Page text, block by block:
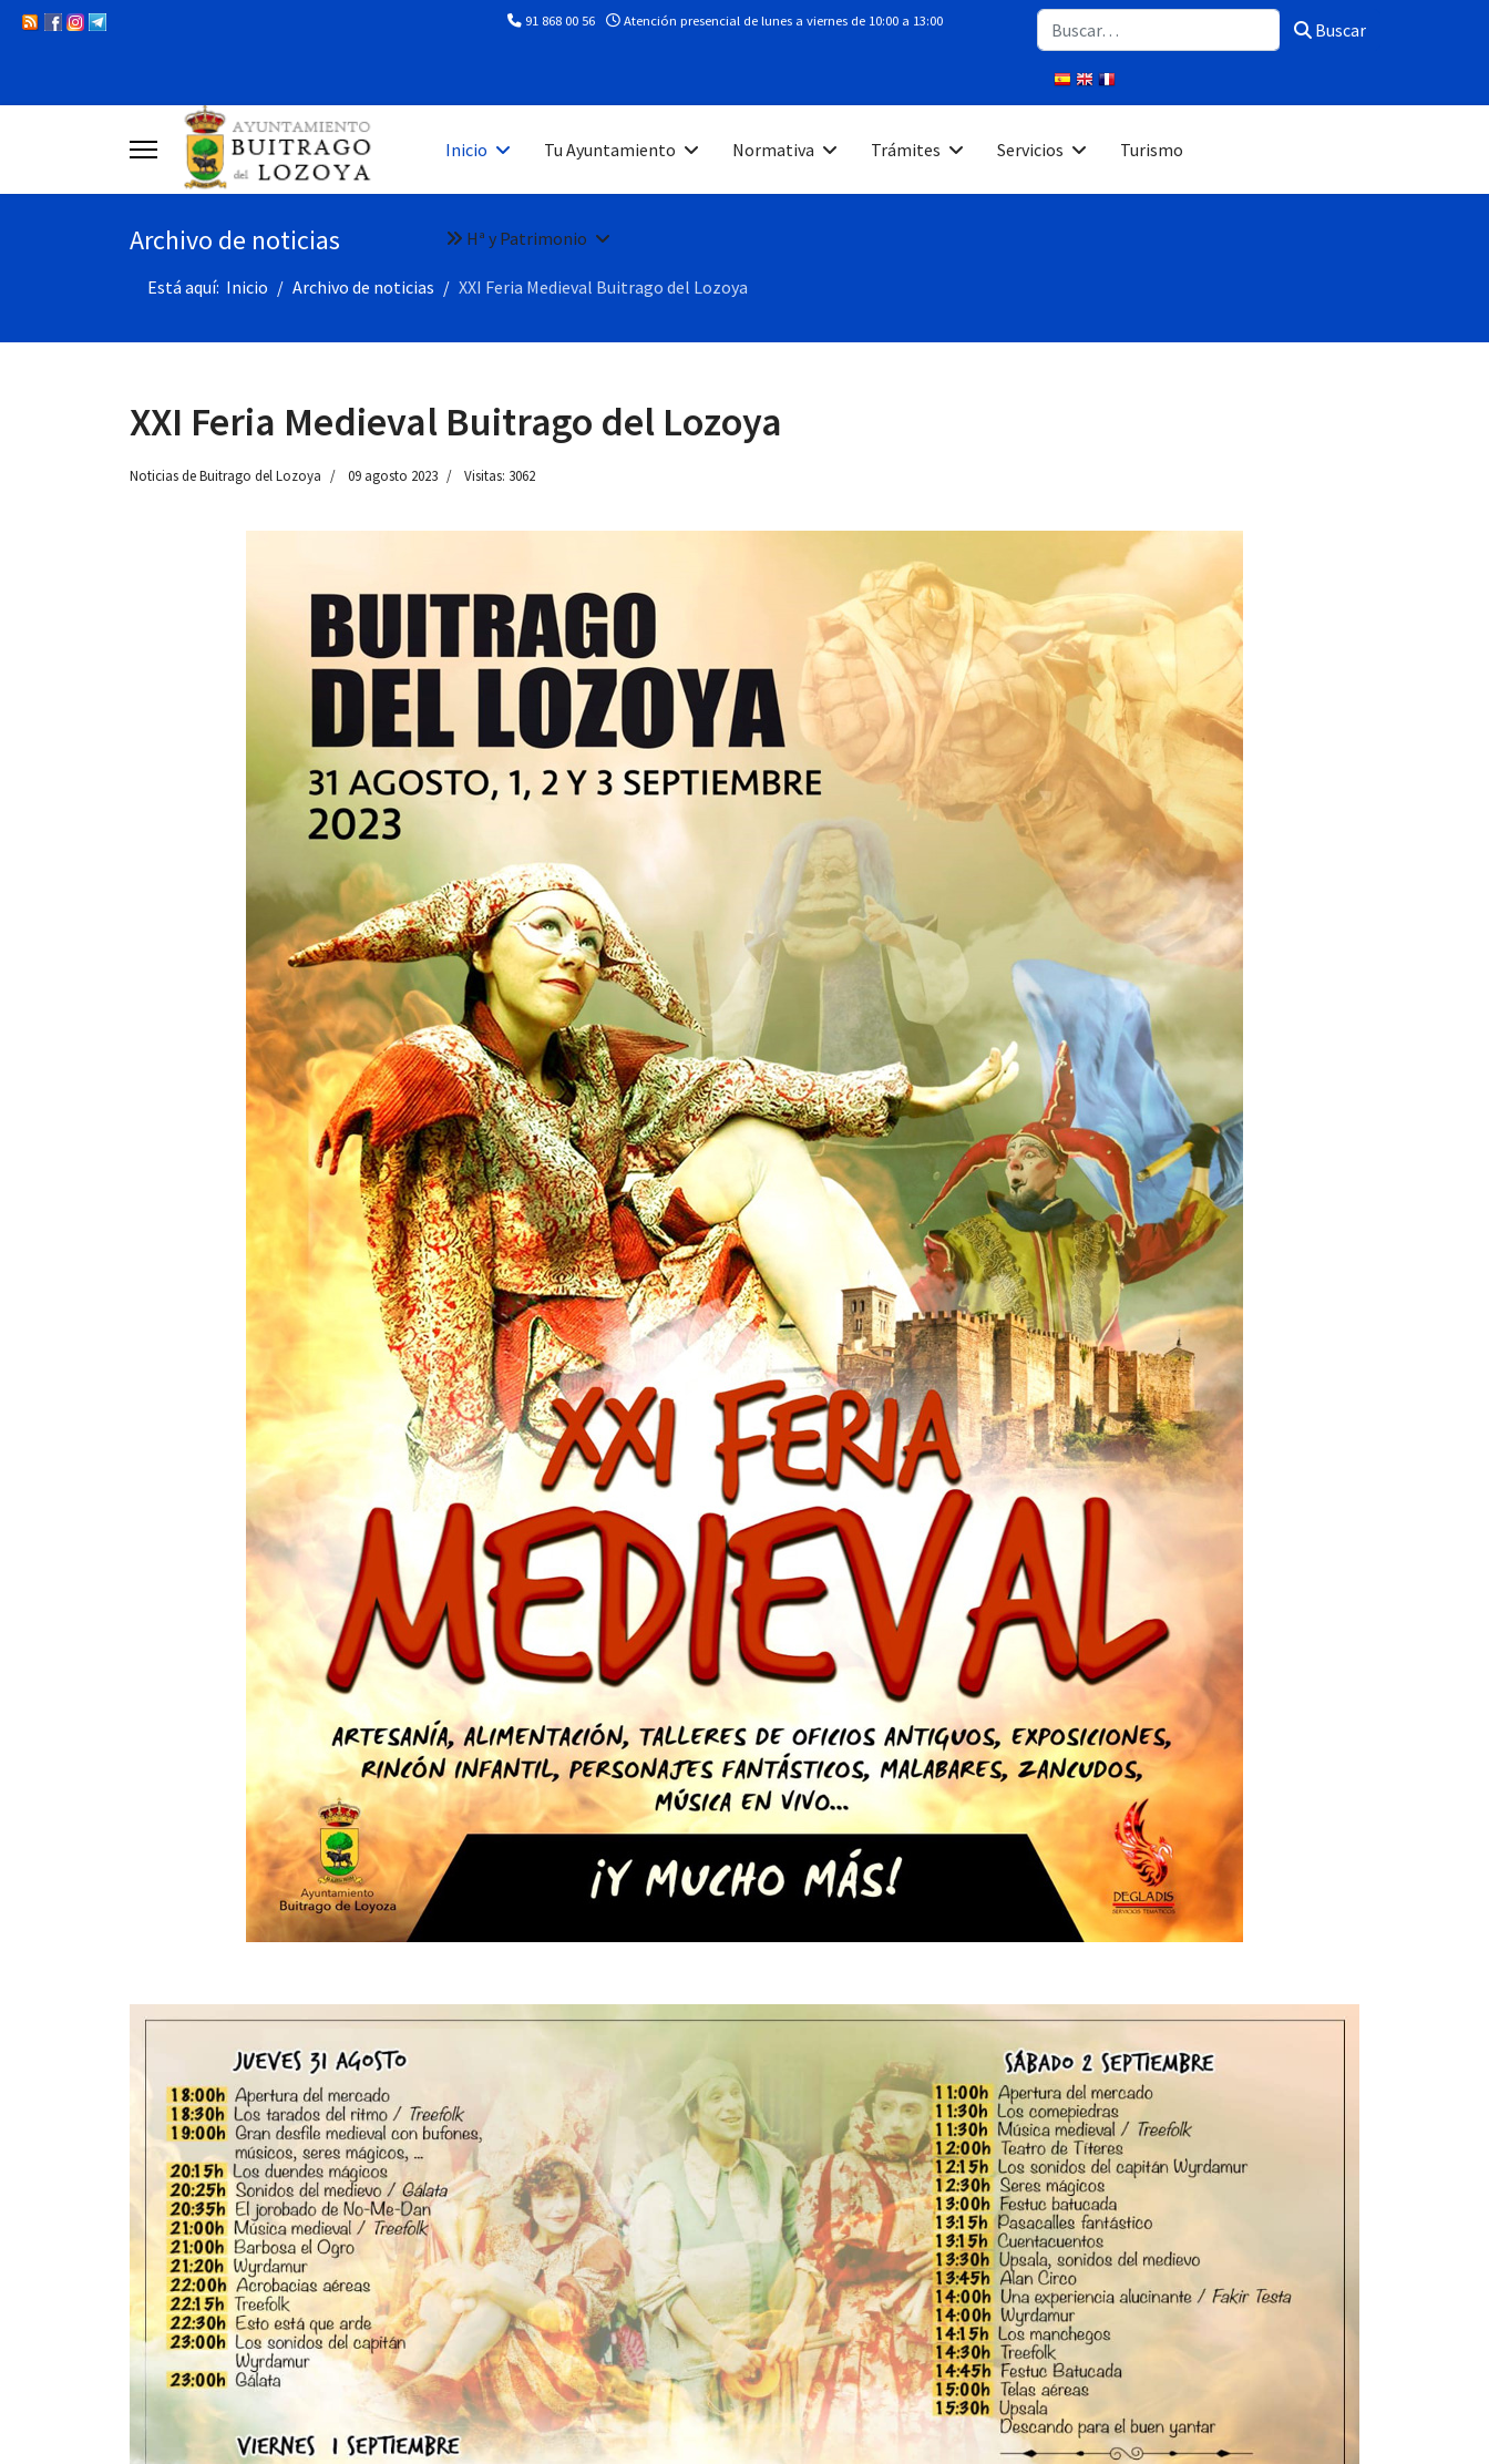
91 868 00 56 Atención presencial de lunes a viernes de 10:00 a 13:00 Buscar Buscar
Inicio Tu Ayuntamiento Normativa Trámites Servicios Turismo
Hª y Patrimonio
Archivo de noticias
Está aquí: Inicio Archivo de noticias XXI Feria Medieval Buitrago del Lozoya
XXI Feria Medieval Buitrago del Lozoya
Noticias de Buitrago del Lozoya 09 agosto 2023 Visitas: 3062